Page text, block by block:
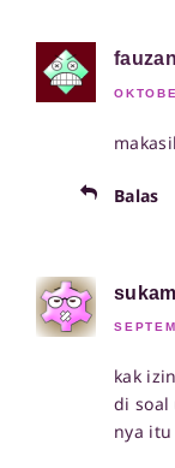
fauzan
Balas
kak izin
di soal
nya itu